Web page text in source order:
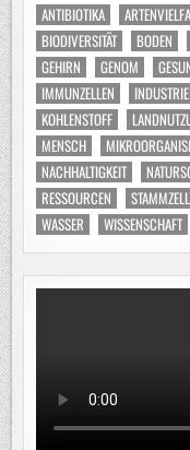
ANTIBIOTIKA
BIODIVERSITÄT
BODEN
GEHIRN
GENOM
IMMUNZELLEN
INDUSTRIE
KOHLENSTOFF
MENSCH
NACHHALTIGKEIT
RESSOURCEN
WASSER
WISSENSCHAFT